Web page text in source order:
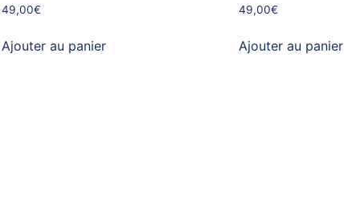
49,00€
Ajouter au panier
49,00€
Ajouter au panier